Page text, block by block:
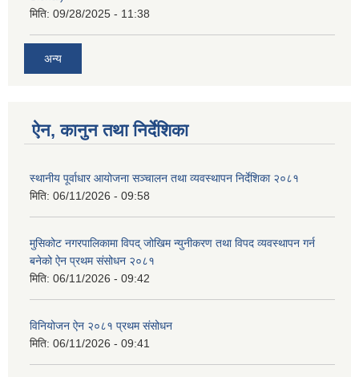
मिति: 09/28/2025 - 11:38
अन्य
ऐन, कानुन तथा निर्देशिका
स्थानीय पूर्वाधार आयोजना सञ्चालन तथा व्यवस्थापन निर्देशिका २०८१
मिति: 06/11/2026 - 09:58
मुसिकोट नगरपालिकामा विपद् जोखिम न्युनीकरण तथा विपद व्यवस्थापन गर्न
बनेको ऐन प्रथम संसोधन २०८१
मिति: 06/11/2026 - 09:42
विनियोजन ऐन २०८१ प्रथम संसोधन
मिति: 06/11/2026 - 09:41